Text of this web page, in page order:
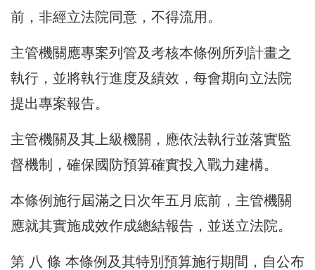
前，非經立法院同意，不得流用。
主管機關應專案列管及考核本條例所列計畫之
執行，並將執行進度及績效，每會期向立法院
提出專案報告。
主管機關及其上級機關，應依法執行並落實監
督機制，確保國防預算確實投入戰力建構。
本條例施行屆滿之日次年五月底前，主管機關
應就其實施成效作成總結報告，並送立法院。
第 八 條 本條例及其特別預算施行期間，自公布